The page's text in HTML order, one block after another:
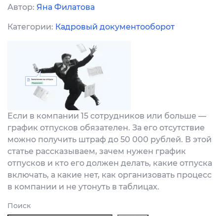
Автор: Яна Филатова
Категории: Кадровый документооборот
Если в компании 15 сотрудников или больше —
график отпусков обязателен. За его отсутствие
можно получить штраф до 50 000 рублей. В этой
статье рассказываем, зачем нужен график
отпусков и кто его должен делать, какие отпуска
включать, а какие нет, как организовать процесс
в компании и не утонуть в таблицах.
Поиск